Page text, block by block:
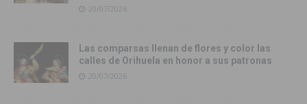
20/07/2026
Las comparsas llenan de flores y color las
calles de Orihuela en honor a sus patronas
20/07/2026